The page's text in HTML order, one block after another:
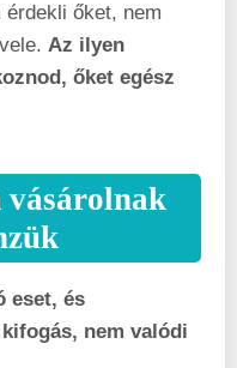
őket, nem
Az ilyen
őket egész
vásárolnak
eset, és
nem valódi